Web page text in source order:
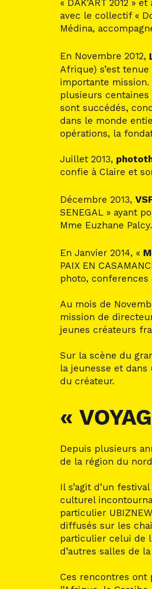
« DAK’ART 2012 »
avec le collectif «
Médina,
En Novembre 2012,
Afrique) s’est
importante
plusieurs
sont succédés,
dans le monde
opérations, la
Juillet 2013,
confie à Claire et
Décembre 2013,
SENEGAL » ayant
Mme Euzhane Palcy.
En Janvier 2014, «
PAIX EN
photo,
Au mois de
mission de
jeunes créateurs
Sur la scène du
la jeunesse et
du créateur.
«
Depuis plusieurs
de la région du
Il s’agit d’un
culturel
particulier
diffusés sur les
particulier celui de
d’autres salles de
Ces rencontres